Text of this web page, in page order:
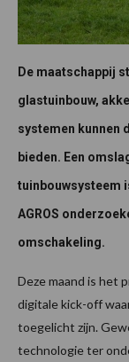
De maatschappij
glastuinbouw,
systemen kunnen
bieden. Een
tuinbouwsysteem
AGROS
omschakeling.
Deze maand is het
digitale kick-off
toegelicht zijn.
technologie ter